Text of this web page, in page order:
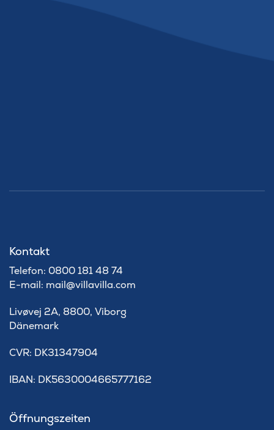
Kontakt
Telefon: 0800 181 48 74
E-mail: mail@villavilla.com
Livøvej 2A, 8800, Viborg
Dänemark
​CVR: DK31347904
IBAN: DK5630004665777162
Öffnungszeiten